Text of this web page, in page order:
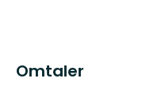
Omtaler